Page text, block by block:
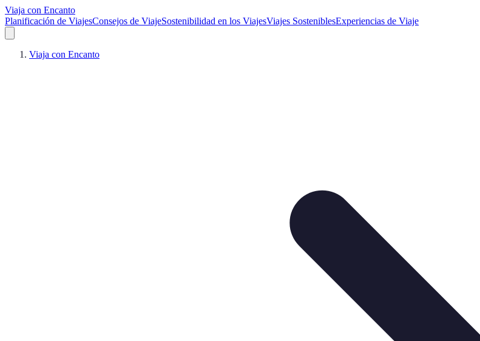
Viaja con Encanto
Planificación de ViajesConsejos de ViajeSostenibilidad en los ViajesViajes SosteniblesExperiencias de Viaje
Viaja con Encanto